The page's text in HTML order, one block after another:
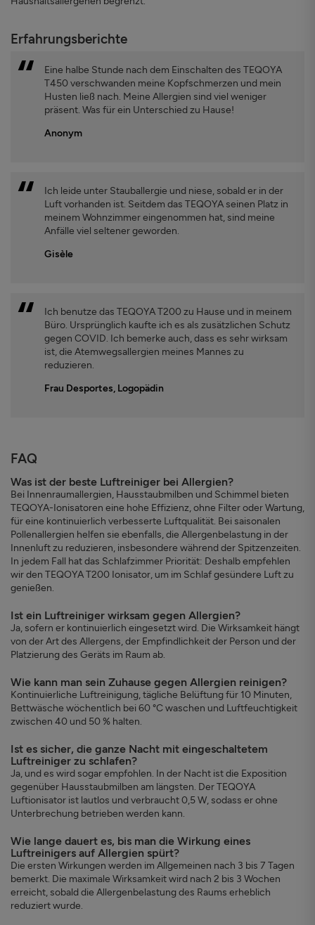
Erfahrungsberichte
Eine halbe Stunde nach dem Einschalten des TEQOYA
T450 verschwanden meine Kopfschmerzen und mein
Husten ließ nach. Meine Allergien sind viel weniger
präsent. Was für ein Unterschied zu Hause!
Anonym
Ich leide unter Stauballergie und niese, sobald er in der
Luft vorhanden ist. Seitdem das TEQOYA seinen Platz in
meinem Wohnzimmer eingenommen hat, sind meine
Anfälle viel seltener geworden.
Gisèle
Ich benutze das TEQOYA T200 zu Hause und in meinem
Büro. Ursprünglich kaufte ich es als zusätzlichen Schutz
gegen COVID. Ich bemerke auch, dass es sehr wirksam
ist, die Atemwegsallergien meines Mannes zu
reduzieren.
Frau Desportes, Logopädin
FAQ
Was ist der beste Luftreiniger bei Allergien?
Bei Innenraumallergien, Hausstaubmilben und Schimmel bieten
TEQOYA-Ionisatoren eine hohe Effizienz, ohne Filter oder Wartung,
für eine kontinuierlich verbesserte Luftqualität. Bei saisonalen
Pollenallergien helfen sie ebenfalls, die Allergenbelastung in der
Innenluft zu reduzieren, insbesondere während der Spitzenzeiten.
In jedem Fall hat das Schlafzimmer Priorität: Deshalb empfehlen
wir den TEQOYA T200 Ionisator, um im Schlaf gesündere Luft zu
genießen.
Ist ein Luftreiniger wirksam gegen Allergien?
Ja, sofern er kontinuierlich eingesetzt wird. Die Wirksamkeit hängt
von der Art des Allergens, der Empfindlichkeit der Person und der
Platzierung des Geräts im Raum ab.
Wie kann man sein Zuhause gegen Allergien reinigen?
Kontinuierliche Luftreinigung, tägliche Belüftung für 10 Minuten,
Bettwäsche wöchentlich bei 60 °C waschen und Luftfeuchtigkeit
zwischen 40 und 50 % halten.
Ist es sicher, die ganze Nacht mit eingeschaltetem
Luftreiniger zu schlafen?
Ja, und es wird sogar empfohlen. In der Nacht ist die Exposition
gegenüber Hausstaubmilben am längsten. Der TEQOYA
Luftionisator ist lautlos und verbraucht 0,5 W, sodass er ohne
Unterbrechung betrieben werden kann.
Wie lange dauert es, bis man die Wirkung eines
Luftreinigers auf Allergien spürt?
Die ersten Wirkungen werden im Allgemeinen nach 3 bis 7 Tagen
bemerkt. Die maximale Wirksamkeit wird nach 2 bis 3 Wochen
erreicht, sobald die Allergenbelastung des Raums erheblich
reduziert wurde.